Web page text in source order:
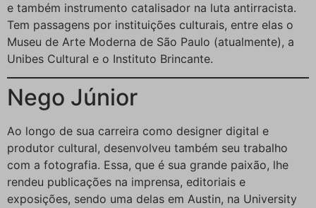
e também instrumento catalisador na luta antirracista.
Tem passagens por instituições culturais, entre elas o
Museu de Arte Moderna de São Paulo (atualmente), a
Unibes Cultural e o Instituto Brincante.
Nego Júnior
Ao longo de sua carreira como designer digital e
produtor cultural, desenvolveu também seu trabalho
com a fotografia. Essa, que é sua grande paixão, lhe
rendeu publicações na imprensa, editoriais e
exposições, sendo uma delas em Austin, na University